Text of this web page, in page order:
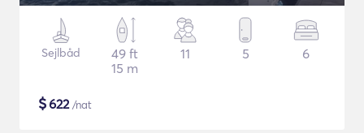
Sejlbåd
49 ft
15 m
11 5 6
$622/nat